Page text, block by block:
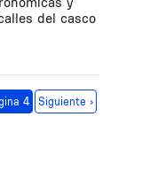
del casco
4 Siguiente página
Siguiente ›